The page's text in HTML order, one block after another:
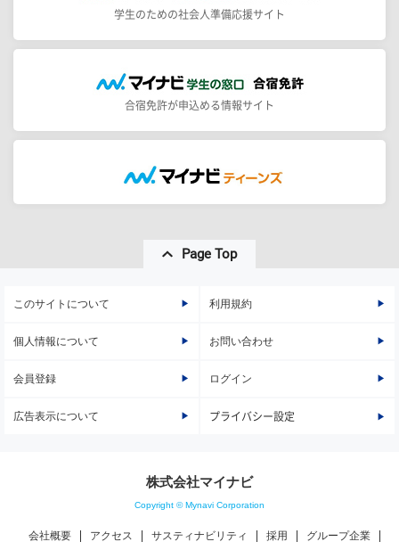
学生のための社会人準備応援サイト
合宿免許が申込める情報サイト
Page Top
このサイトについて 利用規約
個人情報について お問い合わせ
会員登録 ログイン
広告表示について プライバシー設定
株式会社マイナビ
Copyright © Mynavi Corporation
会社概要 アクセス サスティナビリティ 採用 グループ企業